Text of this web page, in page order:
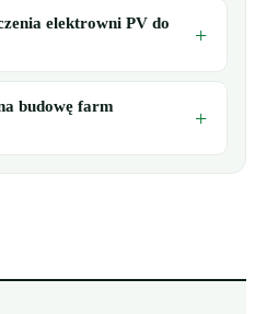
elektrowni PV do
budowę farm